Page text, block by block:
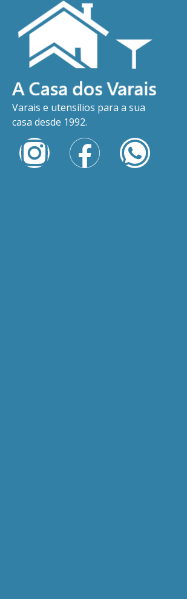
Varais e utensílios para a sua
casa desde 1992.